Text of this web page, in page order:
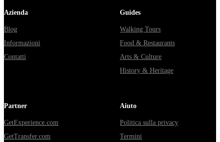
Azienda
Blog
Informazioni
Contatti
Guides
Walking Tours
Food & Restaurants
Arts & Culture
History & Heritage
Partner
GetExperience.com
GetTransfer.com
Aiuto
Politica sulla privacy
Termini